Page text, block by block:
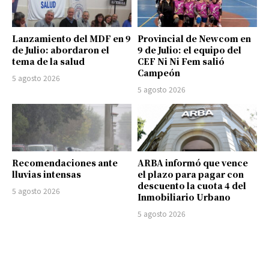
Lanzamiento del MDF en 9
de Julio: abordaron el
tema de la salud
5 agosto 2026
Provincial de Newcom en
9 de Julio: el equipo del
CEF Ni Ni Fem salió
Campeón
5 agosto 2026
Recomendaciones ante
lluvias intensas
5 agosto 2026
ARBA informó que vence
el plazo para pagar con
descuento la cuota 4 del
Inmobiliario Urbano
5 agosto 2026